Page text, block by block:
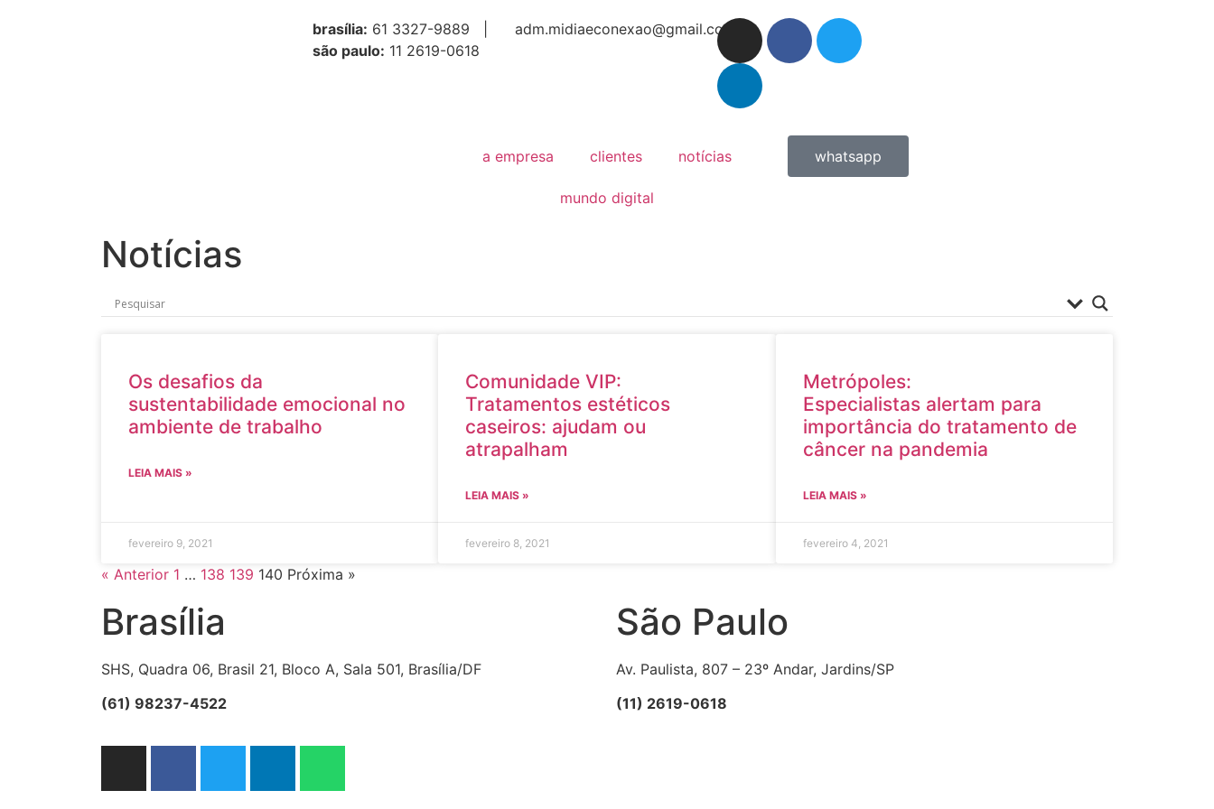
brasília: 61 3327-9889 |
são paulo: 11 2619-0618
adm.midiaeconexao@gmail.com
a empresa clientes notícias
mundo digital
whatsapp
Notícias
Os desafios da
sustentabilidade emocional no
ambiente de trabalho
LEIA MAIS »
fevereiro 9, 2021
Comunidade VIP:
Tratamentos estéticos
caseiros: ajudam ou
atrapalham
LEIA MAIS »
fevereiro 8, 2021
Metrópoles:
Especialistas alertam para
importância do tratamento de
câncer na pandemia
LEIA MAIS »
fevereiro 4, 2021
« Anterior 1 … 138 139 140 Próxima »
Brasília
SHS, Quadra 06, Brasil 21, Bloco A, Sala 501, Brasília/DF
(61) 98237-4522
São Paulo
Av. Paulista, 807 – 23º Andar, Jardins/SP
(11) 2619-0618